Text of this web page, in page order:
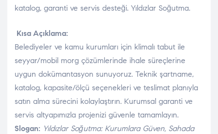
katalog, garanti ve servis desteği. Yıldızlar Soğutma.
Kısa Açıklama:
Belediyeler ve kamu kurumları için klimalı tabut ile
seyyar/mobil morg çözümlerinde ihale süreçlerine
uygun dokümantasyon sunuyoruz. Teknik şartname,
katalog, kapasite/ölçü seçenekleri ve teslimat planıyla
satın alma sürecini kolaylaştırın. Kurumsal garanti ve
servis altyapımızla projenizi güvenle tamamlayın.
Slogan: Yıldızlar Soğutma: Kurumlara Güven, Sahada